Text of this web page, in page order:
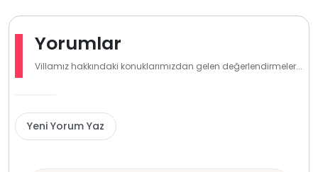
Yorumlar
Villamız hakkındaki konuklarımızdan gelen değerlendirmeler...
Yeni Yorum Yaz